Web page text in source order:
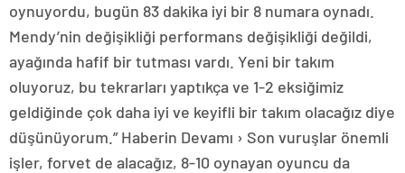
oynuyordu, bugün 83 dakika iyi bir 8 numara oynadı.
Mendy’nin değişikliği performans değişikliği değildi,
ayağında hafif bir tutması vardı. Yeni bir takım
oluyoruz, bu tekrarları yaptıkça ve 1-2 eksiğimiz
geldiğinde çok daha iyi ve keyifli bir takım olacağız diye
düşünüyorum.” Haberin Devamı › Son vuruşlar önemli
işler, forvet de alacağız, 8-10 oynayan oyuncu da